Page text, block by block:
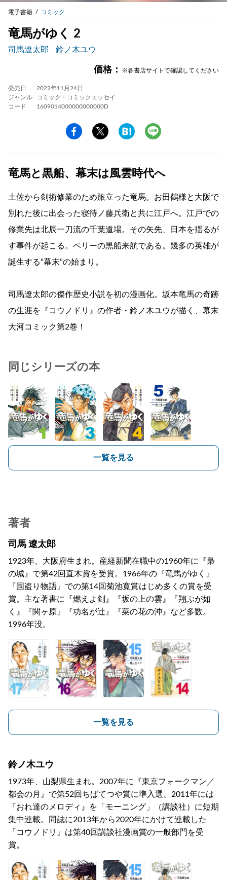
電子書籍 コミック
竜馬がゆく 2
司馬遼太郎 鈴ノ木ユウ
価格： ※各書店サイトで確認してください
発売日
2022年11月24日
ジャンル
コミック・コミックエッセイ
コード
1609014000000000000D
竜馬と黒船、幕末は風雲時代へ
土佐から剣術修業のため旅立った竜馬。お田鶴様と大阪で
別れた後に出会った寝待ノ藤兵衛と共に江戸へ。江戸での
修業先は北辰一刀流の千葉道場。その矢先、日本を揺るが
す事件が起こる。ペリーの黒船来航である。幾多の英雄が
誕生する“幕末”の始まり。
司馬遼太郎の傑作歴史小説を初の漫画化。坂本竜馬の奇跡
の生涯を『コウノドリ』の作者・鈴ノ木ユウが描く、幕末
大河コミック第2巻！
同じシリーズの本
一覧を見る
著者
司馬 遼太郎
1923年、大阪府生まれ。産経新聞在職中の1960年に『梟
の城』で第42回直木賞を受賞。1966年の『竜馬がゆく』
『国盗り物語』での第14回菊池寛賞はじめ多くの賞を受
賞。主な著書に『燃えよ剣』『坂の上の雲』『翔ぶが如
く』『関ヶ原』『功名が辻』『菜の花の沖』など多数。
1996年没。
一覧を見る
鈴ノ木ユウ
1973年、山梨県生まれ。2007年に『東京フォークマン／
都会の月』で第52回ちばてつや賞に準入選、2011年には
『おれ達のメロディ』を「モーニング」（講談社）に短期
集中連載。同誌に2013年から2020年にかけて連載した
『コウノドリ』は第40回講談社漫画賞の一般部門を受
賞。